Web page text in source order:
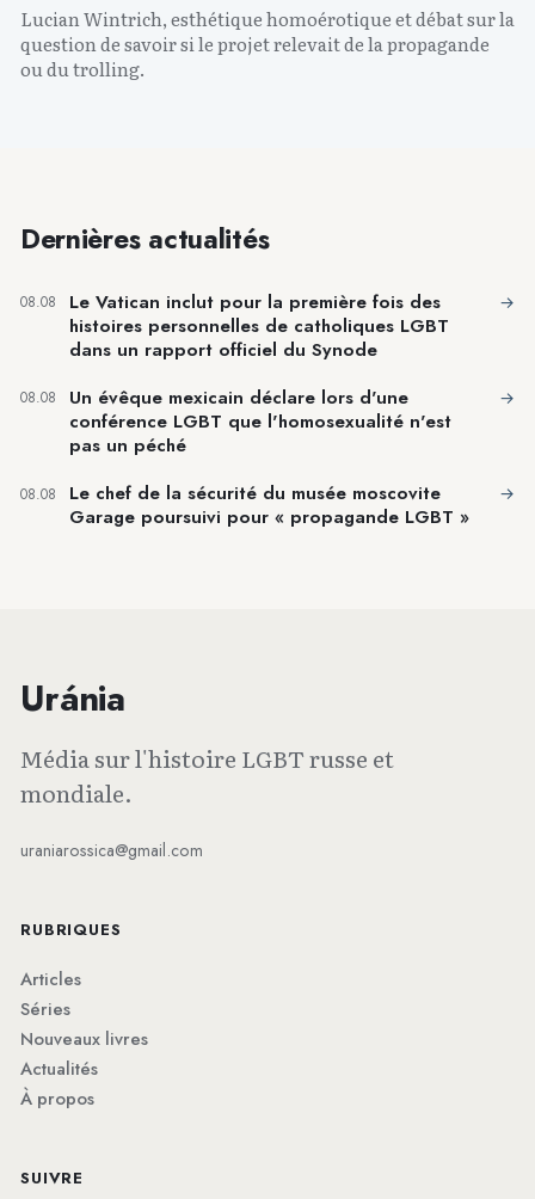
Lucian Wintrich, esthétique homoérotique et débat sur la
question de savoir si le projet relevait de la propagande
ou du trolling.
Dernières actualités
08.08
Le Vatican inclut pour la première fois des
histoires personnelles de catholiques LGBT
dans un rapport officiel du Synode
→
08.08
Un évêque mexicain déclare lors d'une
conférence LGBT que l'homosexualité n'est
pas un péché
→
08.08
Le chef de la sécurité du musée moscovite
Garage poursuivi pour « propagande LGBT »
→
Uránia
Média sur l'histoire LGBT russe et
mondiale.
uraniarossica@gmail.com
RUBRIQUES
Articles
Séries
Nouveaux livres
Actualités
À propos
SUIVRE